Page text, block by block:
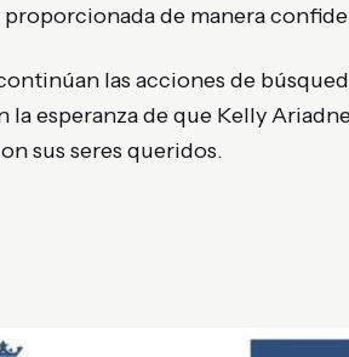
proporcionada de manera
las acciones de
la esperanza de que Kelly
sus seres queridos.